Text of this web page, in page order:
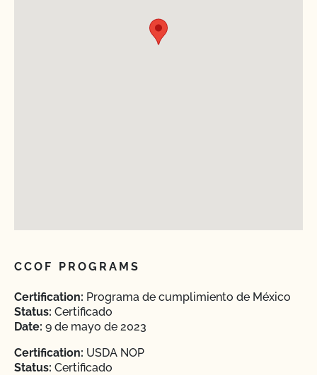
CCOF PROGRAMS
Certification: Programa de cumplimiento de México
Status: Certificado
Date: 9 de mayo de 2023
Certification: USDA NOP
Status: Certificado